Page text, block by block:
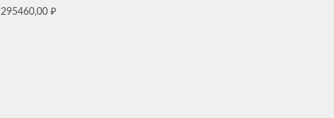
295460,00₽